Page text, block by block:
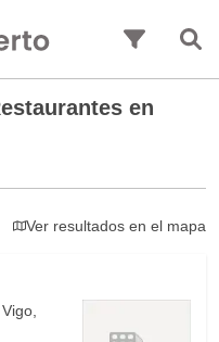
en
Ver resultados en el mapa